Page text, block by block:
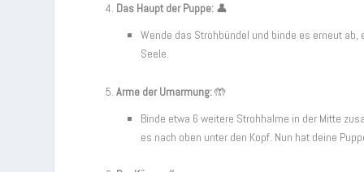
Das Haupt der Puppe: 👤
Wende das Strohbündel und binde es erneut
Seele.
Arme der Umarmung:🤲
Binde etwa 6 weitere Strohhalme in der Mitte
es nach oben unter den Kopf. Nun hat deine